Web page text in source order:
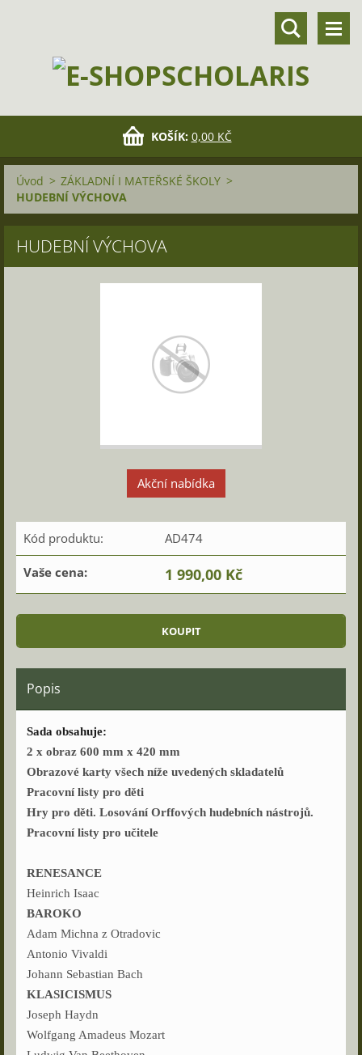
KOŠÍK: 0,00 KČ
Úvod > ZÁKLADNÍ I MATEŘSKÉ ŠKOLY >
HUDEBNÍ VÝCHOVA
HUDEBNÍ VÝCHOVA
Akční nabídka
Kód produktu: AD474
Vaše cena: 1 990,00 Kč
Popis
Sada obsahuje:
2 x obraz 600 mm x 420 mm
Obrazové karty všech níže uvedených skladatelů
Pracovní listy pro děti
Hry pro děti. Losování Orffových hudebních nástrojů.
Pracovní listy pro učitele
RENESANCE
Heinrich Isaac
BAROKO
Adam Michna z Otradovic
Antonio Vivaldi
Johann Sebastian Bach
KLASICISMUS
Joseph Haydn
Wolfgang Amadeus Mozart